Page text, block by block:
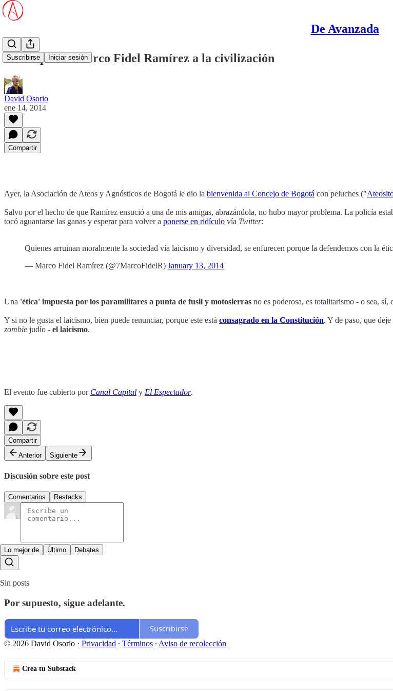
De Avanzada
Suscribirse Iniciar sesión
Así responde Marco Fidel Ramírez a la civilización
David Osorio
ene 14, 2014
Compartir
Ayer, la Asociación de Ateos y Agnósticos de Bogotá le dio la bienvenida al Concejo de Bogotá con peluches ("
Salvo por el hecho de que Ramírez ensució a una de mis amigas, abrazándola, no hubo mayor problema. La policía
tocó aguantarse las ganas y esperar para volver a ponerse en ridículo vía Twitter:
Quienes arruinan moralmente la sociedad vía laicismo y diversidad, se enfurecen porque la defendemos con la
— Marco Fidel Ramírez (@7MarcoFidelR) January 13, 2014
Una 'ética' impuesta por los paramilitares a punta de fusil y motosierras no es poderosa, es totalitarismo - o sea, sí,
Y si no le gusta el laicismo, bien puede renunciar, porque este está consagrado en la Constitución. Y de paso, que
zombie judío - el laicismo.
El evento fue cubierto por Canal Capital y El Espectador.
Compartir
Anterior
Siguiente
Discusión sobre este post
Comentarios Restacks
Lo mejor de Último Debates
Sin posts
Por supuesto, sigue adelante.
Suscribirse
© 2026 David Osorio · Privacidad ∙ Términos ∙ Aviso de recolección
Crea tu Substack